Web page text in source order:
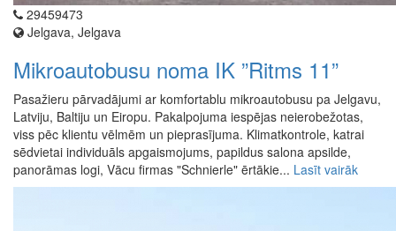
29459473
Jelgava, Jelgava
Mikroautobusu noma IK ”Ritms 11”
Pasažieru pārvadājumi ar komfortablu mikroautobusu pa Jelgavu,
Latviju, Baltiju un Eiropu. Pakalpojuma iespējas neierobežotas,
viss pēc klientu vēlmēm un pieprasījuma. Klimatkontrole, katrai
sēdvietai individuāls apgaismojums, papildus salona apsilde,
panorāmas logi, Vācu firmas "Schnierle" ērtākie... Lasīt vairāk